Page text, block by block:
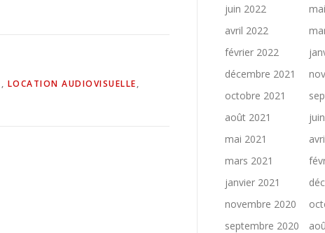
, LOCATION AUDIOVISUELLE,
juin 2022
avril 2022
février 2022
décembre 2021
octobre 2021
août 2021
mai 2021
mars 2021
janvier 2021
novembre 2020
septembre 2020